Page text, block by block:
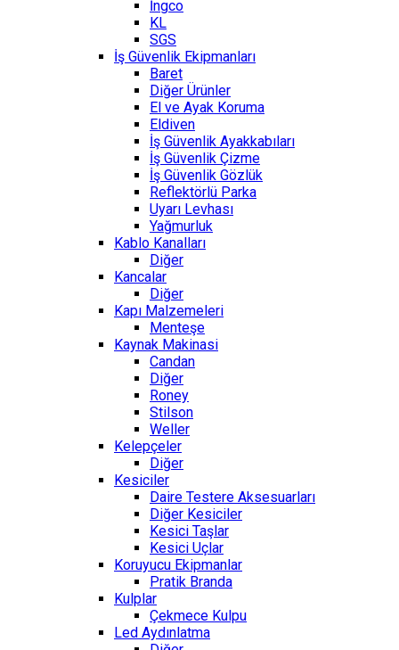
İngco
KL
SGS
İş Güvenlik Ekipmanları
Baret
Diğer Ürünler
El ve Ayak Koruma
Eldiven
İş Güvenlik Ayakkabıları
İş Güvenlik Çizme
İş Güvenlik Gözlük
Reflektörlü Parka
Uyarı Levhası
Yağmurluk
Kablo Kanalları
Diğer
Kancalar
Diğer
Kapı Malzemeleri
Menteşe
Kaynak Makinasi
Candan
Diğer
Roney
Stilson
Weller
Kelepçeler
Diğer
Kesiciler
Daire Testere Aksesuarları
Diğer Kesiciler
Kesici Taşlar
Kesici Uçlar
Koruyucu Ekipmanlar
Pratik Branda
Kulplar
Çekmece Kulpu
Led Aydınlatma